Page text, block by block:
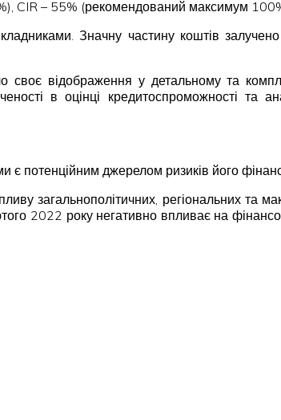
CIR – 55% (рекомендований максимум
Значну частину коштів
своє відображення у детальному та
в оцінці кредитоспроможності та
потенційним джерелом ризиків його
загальнополітичних, регіональних та
2022 року негативно впливає на